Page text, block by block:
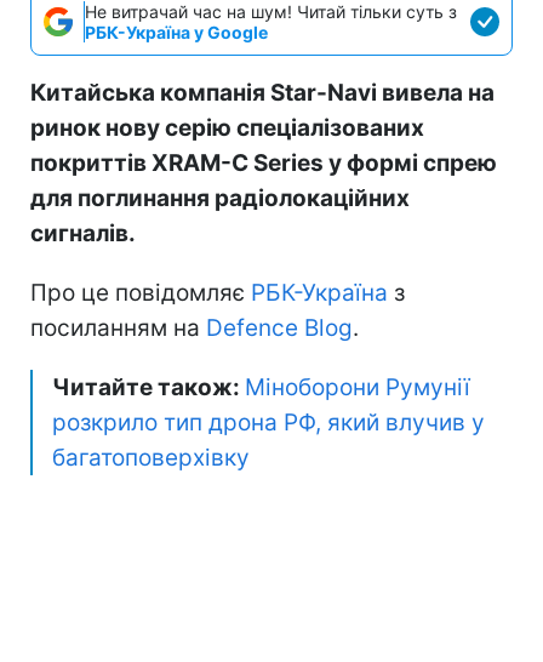
Не витрачай час на шум! Читай тільки суть з
РБК-Україна у Google
Китайська компанія Star-Navi вивела на
ринок нову серію спеціалізованих
покриттів XRAM-C Series у формі спрею
для поглинання радіолокаційних
сигналів.
Про це повідомляє РБК-Україна з
посиланням на Defence Blog.
Читайте також: Міноборони Румунії
розкрило тип дрона РФ, який влучив у
багатоповерхівку